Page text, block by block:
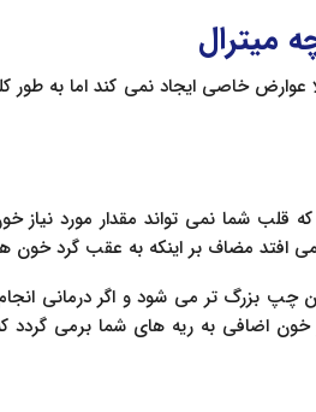
میترال
عوارض خاصی ایجاد نمی کند اما به
که قلب شما نمی تواند مقدار مورد
افتد مضاف بر اینکه به عقب گرد خون
چپ بزرگ تر می شود و اگر درمانی
اضافی به ریه های شما برمی